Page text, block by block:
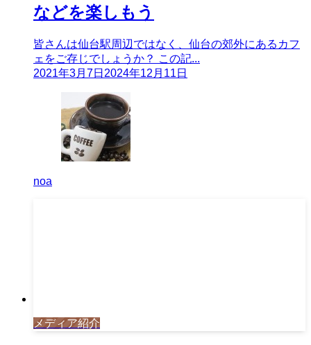
などを楽しもう
皆さんは仙台駅周辺ではなく、仙台の郊外にあるカフ
ェをご存じでしょうか？ この記...
2021年3月7日 2024年12月11日
noa
メディア紹介